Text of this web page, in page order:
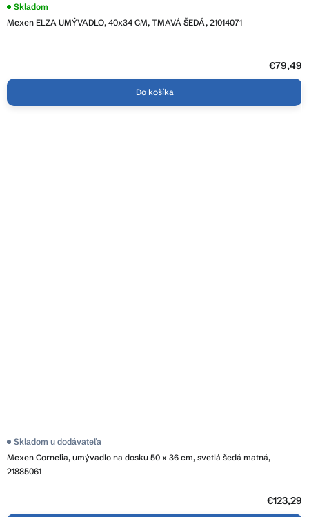
Mexen ELZA UMÝVADLO, 40x34 CM, TMAVÁ ŠEDÁ, 21014071
Skladom
€79,49
Do košíka
Mexen Cornelia, umývadlo na dosku 50 x 36 cm, svetlá šedá matná,
21885061
Skladom u dodávateľa
€123,29